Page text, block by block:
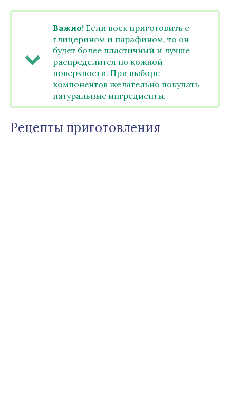
Важно! Если воск приготовить с
глицерином и парафином, то он
будет более пластичный и лучше
распределится по кожной
поверхности. При выборе
компонентов желательно покупать
натуральные ингредиенты.
Рецепты приготовления